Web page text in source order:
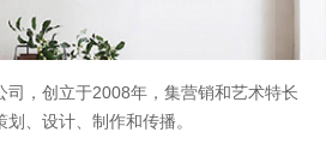
司，创立于2008年，集营销和艺术特长
、设计、制作和传播。